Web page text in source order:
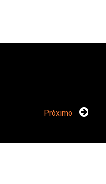
Próximo